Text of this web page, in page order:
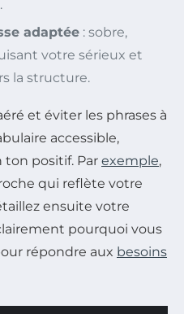
adaptée : sobre,
votre sérieux et
la structure.
et éviter les phrases à
accessible,
ton positif. Par exemple,
qui reflète votre
ensuite votre
pourquoi vous
répondre aux besoins